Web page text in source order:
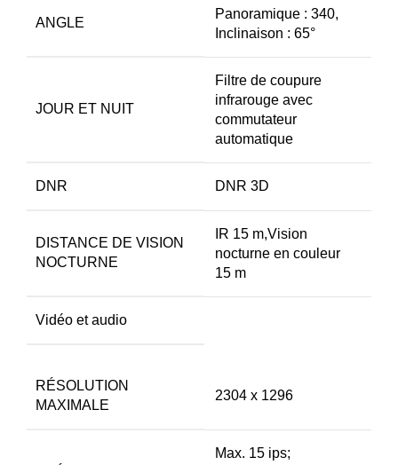
ANGLE
Panoramique : 340,
Inclinaison : 65°
JOUR ET NUIT
Filtre de coupure
infrarouge avec
commutateur
automatique
DNR DNR 3D
DISTANCE DE VISION
NOCTURNE
IR 15 m,Vision
nocturne en couleur
15 m
Vidéo et audio
RÉSOLUTION
MAXIMALE
2304 x 1296
Max. 15 ips;